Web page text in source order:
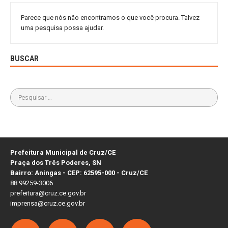
Parece que nós não encontramos o que você procura. Talvez
uma pesquisa possa ajudar.
BUSCAR
Prefeitura Municipal de Cruz/CE
Praça dos Três Poderes, SN
Bairro: Aningas - CEP: 62595-000 - Cruz/CE
88 99259-3006
prefeitura@cruz.ce.gov.br
imprensa@cruz.ce.gov.br